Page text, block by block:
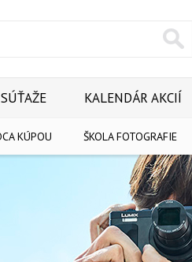
KÚPOU ŠKOLA FOTOGRAFIE
SÚŤAŽE KALENDÁR AKCIÍ